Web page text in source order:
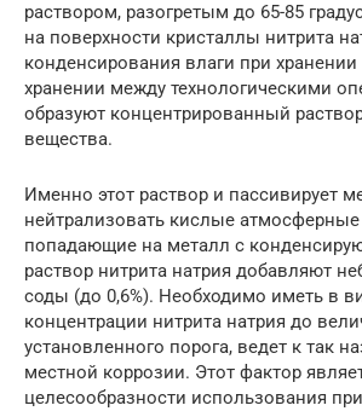
раствором, разогретым до 65-85
на поверхности кристаллы нитрита
конденсирования влаги при
хранении между технологическими
образуют концентрированный
вещества.
Именно этот раствор и пассивирует
нейтрализовать кислые
попадающие на металл с
раствор нитрита натрия добавляют
соды (до 0,6%). Необходимо иметь в
концентрации нитрита натрия до
установленного порога, ведет к так
местной коррозии. Этот фактор
целесообразности использования